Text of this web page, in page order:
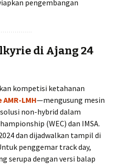
pengembangan
di Ajang 24
kompetisi ketahanan
LMH—mengusung mesin
non-hybrid dalam
(WEC) dan IMSA.
dan dijadwalkan tampil di
penggemar track day,
serupa dengan versi balap